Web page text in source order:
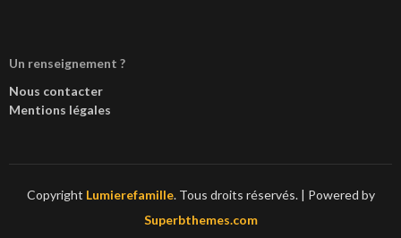
Un renseignement ?
Nous contacter
Mentions légales
Copyright Lumierefamille. Tous droits réservés. | Powered by
Superbthemes.com